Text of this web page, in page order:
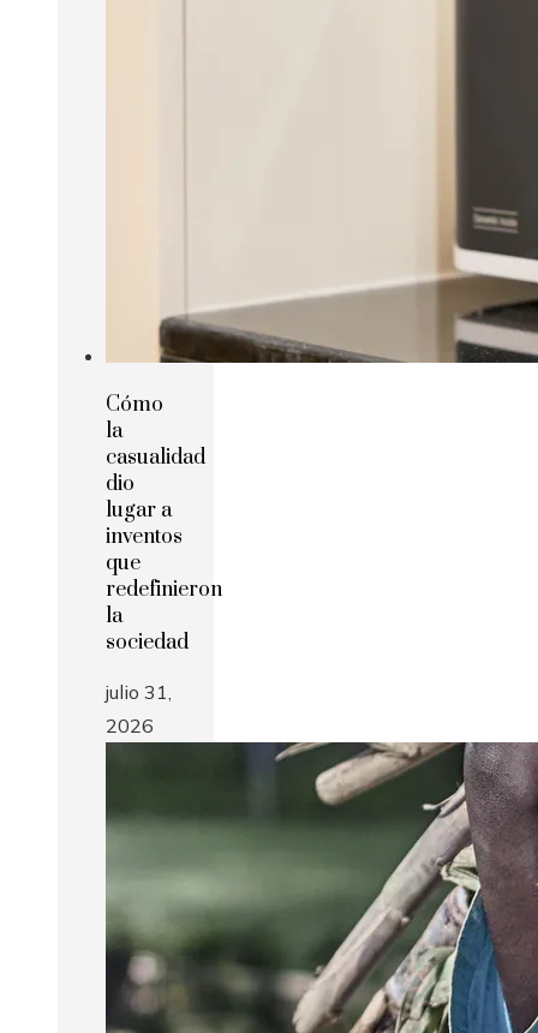
Cómo
la
casualidad
dio
lugar a
inventos
que
redefinieron
la
sociedad
julio 31,
2026